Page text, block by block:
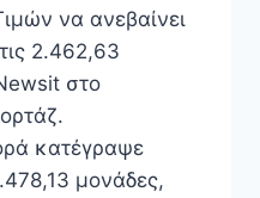
να ανεβαίνει
2.462,63
στο
κατέγραψε
μονάδες,